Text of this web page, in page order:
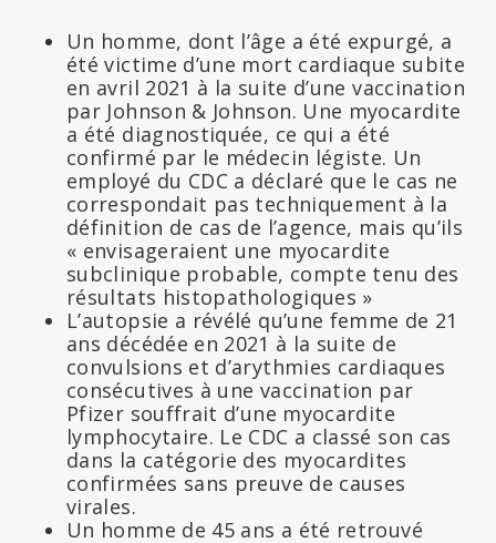
Un homme, dont l’âge a été expurgé, a
été victime d’une mort cardiaque subite
en avril 2021 à la suite d’une vaccination
par Johnson & Johnson. Une myocardite
a été diagnostiquée, ce qui a été
confirmé par le médecin légiste. Un
employé du CDC a déclaré que le cas ne
correspondait pas techniquement à la
définition de cas de l’agence, mais qu’ils
« envisageraient une myocardite
subclinique probable, compte tenu des
résultats histopathologiques »
L’autopsie a révélé qu’une femme de 21
ans décédée en 2021 à la suite de
convulsions et d’arythmies cardiaques
consécutives à une vaccination par
Pfizer souffrait d’une myocardite
lymphocytaire. Le CDC a classé son cas
dans la catégorie des myocardites
confirmées sans preuve de causes
virales.
Un homme de 45 ans a été retrouvé